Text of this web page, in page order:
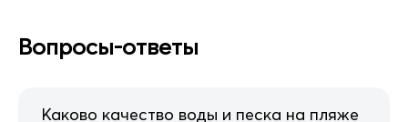
Вопросы-ответы
Каково качество воды и песка на пляже